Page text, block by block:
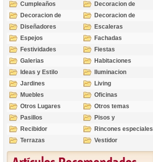
Cumpleaños
Decoracion de
Exteriores
Decoracion de
Interiores
Decoracion de
Ocasiones
Diseñadores
Escaleras
Espejos
Fachadas
Festividades
Fiestas
Galerias
Habitaciones
Ideas y Estilo
Iluminacion
Jardines
Living
Muebles
Oficinas
Otros Lugares
Otros temas
Pasillos
Pisos y
revestimientos
Recibidor
Rincones especiales
Terrazas
Vestidor